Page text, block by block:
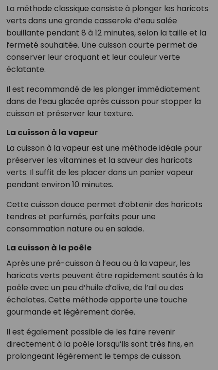
La méthode classique consiste à plonger les haricots
verts dans une grande casserole d’eau salée
bouillante pendant 8 à 12 minutes, selon la taille et la
fermeté souhaitée. Une cuisson courte permet de
conserver leur croquant et leur couleur verte
éclatante.
Il est recommandé de les plonger immédiatement
dans de l’eau glacée après cuisson pour stopper la
cuisson et préserver leur texture.
La cuisson à la vapeur
La cuisson à la vapeur est une méthode idéale pour
préserver les vitamines et la saveur des haricots
verts. Il suffit de les placer dans un panier vapeur
pendant environ 10 minutes.
Cette cuisson douce permet d’obtenir des haricots
tendres et parfumés, parfaits pour une
consommation nature ou en salade.
La cuisson à la poêle
Après une pré-cuisson à l’eau ou à la vapeur, les
haricots verts peuvent être rapidement sautés à la
poêle avec un peu d’huile d’olive, de l’ail ou des
échalotes. Cette méthode apporte une touche
gourmande et légèrement dorée.
Il est également possible de les faire revenir
directement à la poêle lorsqu’ils sont très fins, en
prolongeant légèrement le temps de cuisson.